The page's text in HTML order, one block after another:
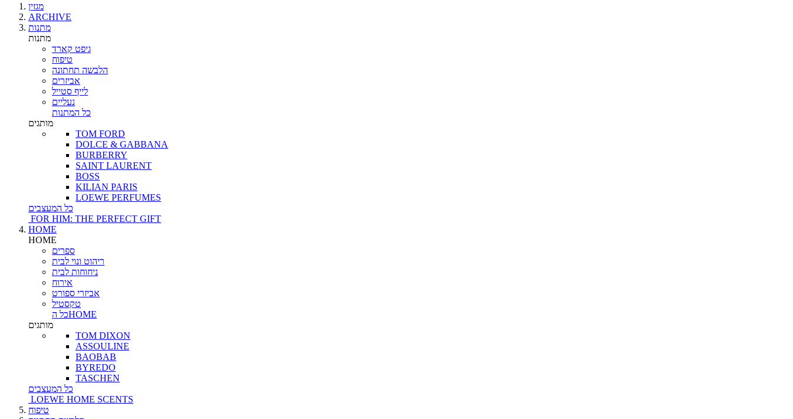
מגזין
ARCHIVE
מתנות
מתנות
גיפט קארד
טיפוח
הלבשה תחתונה
אביזרים
לייף סטייל
נעליים
כל המתנות
מותגים
TOM FORD
DOLCE & GABBANA
BURBERRY
SAINT LAURENT
BOSS
KILIAN PARIS
LOEWE PERFUMES
כל המעצבים
FOR HIM: THE PERFECT GIFT
HOME
HOME
ספרים
ריהוט ונוי לבית
ניחוחות לבית
אירוח
אביזרי ספורט
טקסטיל
כל הHOME
מותגים
TOM DIXON
ASSOULINE
BAOBAB
BYREDO
TASCHEN
כל המעצבים
LOEWE HOME SCENTS
טיפוח